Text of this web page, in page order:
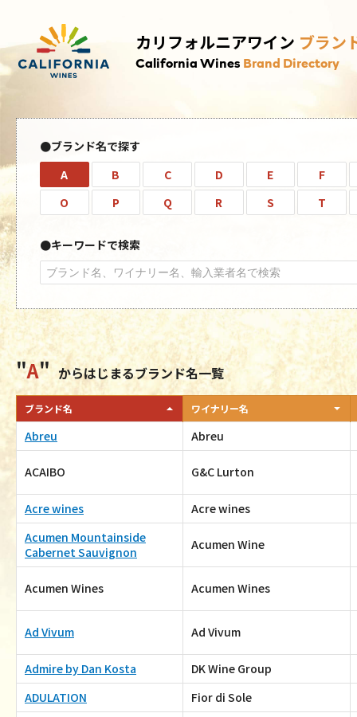
カリフォルニアワイン ブラン
California Wines Brand Directory
ブランド名で探す
A
B C D E
F
O
P Q R S T
キーワードで検索
A からはじまるブランド名一覧
ブランド名 ワイナリー名
Abreu Abreu
ACAIBO G&C Lurton
Acre wines
Acre wines
Acumen Mountainside
Cabernet Sauvignon
Acumen Wine
Acumen Wines Acumen Wines
Ad Vivum Ad Vivum
Admire by Dan Kosta
DK Wine Group
ADULATION
Fior di Sole